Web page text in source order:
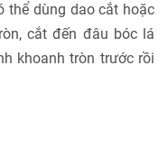
thể dùng dao cắt hoặc
cắt đến đâu bóc lá
khoanh tròn trước rồi